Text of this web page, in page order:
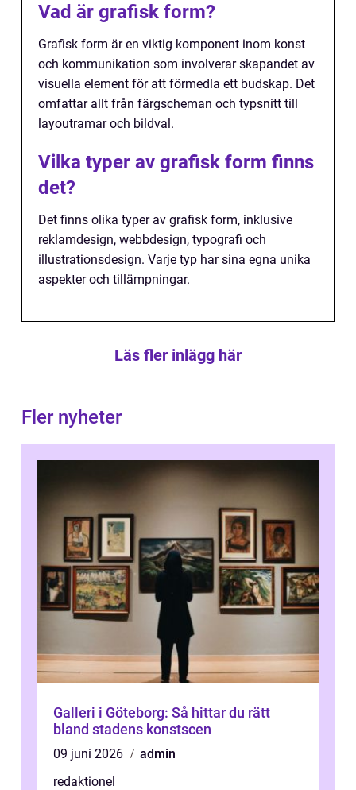
Vad är grafisk form?
Grafisk form är en viktig komponent inom konst
och kommunikation som involverar skapandet av
visuella element för att förmedla ett budskap. Det
omfattar allt från färgscheman och typsnitt till
layoutramar och bildval.
Vilka typer av grafisk form finns
det?
Det finns olika typer av grafisk form, inklusive
reklamdesign, webbdesign, typografi och
illustrationsdesign. Varje typ har sina egna unika
aspekter och tillämpningar.
Läs fler inlägg här
Fler nyheter
Galleri i Göteborg: Så hittar du rätt
bland stadens konstscen
09 juni 2026
admin
redaktionel